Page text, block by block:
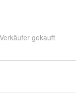
gekauft